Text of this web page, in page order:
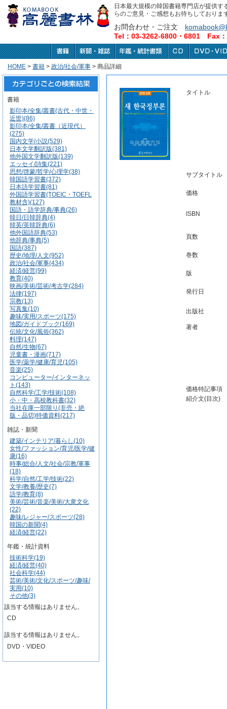
日本最大規模の韓国書籍専門店が提供
らのご意見・ご感想もお待ちしておりま
お問合わせ・ご注文
Tel：03-3262-6800・6801 Fax
HOME > 書籍 > 政治/社会/軍事 > 商品詳細
書籍
影印本/全集/叢書(古代・中世・
近世)(86)
影印本/全集/叢書（近現代）
(275)
国内文学/小説(529)
日本文学翻訳版(381)
他外国文学翻訳版(139)
エッセイ/詩集(221)
思想/啓蒙/哲学/心理学(38)
韓国語学習書(372)
日本語学習書(81)
外国語学習書(TOEIC・TOEFL
教材含)(127)
国語・語学辞典/事典(26)
韓日/日韓辞典(4)
韓英/英韓辞典(6)
他外国語辞典(53)
他辞典/事典(5)
国語(387)
歴史/地理/人文(952)
政治/社会/軍事(434)
経済/経営(99)
教育(40)
映画/美術/芸術/考古学(284)
法律(197)
宗教(13)
写真集(10)
趣味/実用/スポーツ(175)
地図/ガイドブック(169)
伝統/文化/風俗(362)
料理(147)
自然/生物(67)
児童書・漫画(717)
医学/薬学/健康/育児(105)
音楽(25)
コンピューター/インターネッ
ト(143)
自然科学/工学/技術(108)
小・中・高校教科書(32)
当社在庫一部限り(非売・絶
版・品切)特価資料(217)
雑誌・新聞
建築/インテリア/暮らし(10)
女性/ファッション/育児/医学/健
康(16)
時事/総合/人文/社会/宗教/軍事
(18)
科学/自然/工学/技術(22)
文学/教養/歴史(7)
語学/教育(8)
美術/芸術/音楽/美術/大衆文化
(22)
趣味/レジャー/スポーツ(28)
韓国の新聞(4)
経済/経営(22)
年鑑・統計資料
技術科学(19)
経済/経営(40)
社会科学(44)
芸術/美術/文化/スポーツ/趣味/
実用(10)
その他(3)
該当する情報はありません。
CD
該当する情報はありません。
DVD・VIDEO
タイトル
サブタイトル
価格
ISBN
頁数
巻数
版
発行日
出版社
著者
価格特記事項
紹介文(目次)